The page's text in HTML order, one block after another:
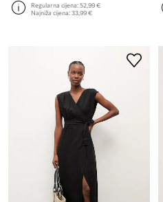
Regularna cijena:52,99 €
Najniža cijena:33,99 €